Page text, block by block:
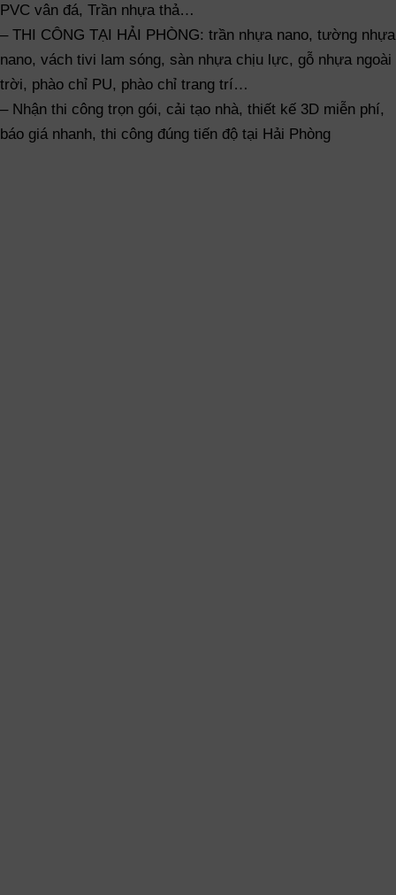
PVC vân đá, Trần nhựa thả…
– THI CÔNG TẠI HẢI PHÒNG: trần nhựa nano, tường nhựa
nano, vách tivi lam sóng, sàn nhựa chịu lực, gỗ nhựa ngoài
trời, phào chỉ PU, phào chỉ trang trí…
– Nhận thi công trọn gói, cải tạo nhà, thiết kế 3D miễn phí,
báo giá nhanh, thi công đúng tiến độ tại Hải Phòng